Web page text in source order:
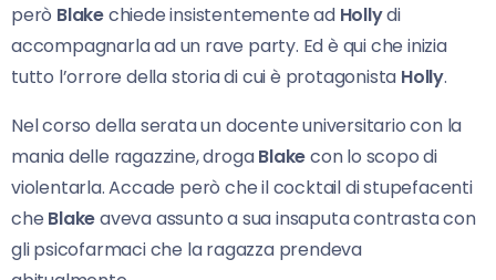
però Blakechiede insistentemente ad Hollydi
accompagnarla ad un rave party. Ed è qui che inizia
tutto l’orrore della storia di cui è protagonista Holly.
Nel corso della serata un docente universitario con la
mania delle ragazzine, drogaBlakecon lo scopo di
violentarla. Accade però che il cocktail di stupefacenti
che Blakeaveva assunto a sua insaputa contrasta con
gli psicofarmaci che la ragazza prendeva